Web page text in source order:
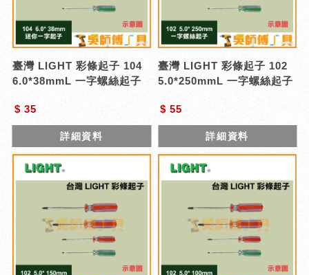
臺灣 LIGHT 彩條起子 104
6.0*38mmL 一字螺絲起子
$ 35
詳細資料
臺灣 LIGHT 彩條起子 102
5.0*250mmL 一字螺絲起子
$ 55
詳細資料